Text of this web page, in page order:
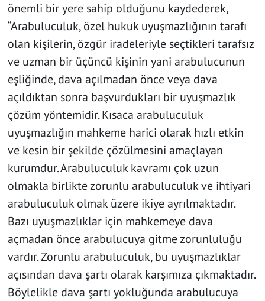
önemli bir yere sahip olduğunu kaydederek,
“Arabuluculuk, özel hukuk uyuşmazlığının tarafı
olan kişilerin, özgür iradeleriyle seçtikleri tarafsız
ve uzman bir üçüncü kişinin yani arabulucunun
eşliğinde, dava açılmadan önce veya dava
açıldıktan sonra başvurdukları bir uyuşmazlık
çözüm yöntemidir. Kısaca arabuluculuk
uyuşmazlığın mahkeme harici olarak hızlı etkin
ve kesin bir şekilde çözülmesini amaçlayan
kurumdur. Arabuluculuk kavramı çok uzun
olmakla birlikte zorunlu arabuluculuk ve ihtiyari
arabuluculuk olmak üzere ikiye ayrılmaktadır.
Bazı uyuşmazlıklar için mahkemeye dava
açmadan önce arabulucuya gitme zorunluluğu
vardır. Zorunlu arabuluculuk, bu uyuşmazlıklar
açısından dava şartı olarak karşımıza çıkmaktadır.
Böylelikle dava şartı yokluğunda arabulucuya